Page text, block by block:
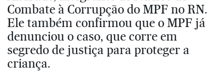
Combate à Corrupção do MPF no RN.
Ele também confirmou que o MPF já
denunciou o caso, que corre em
segredo de justiça para proteger a
criança.